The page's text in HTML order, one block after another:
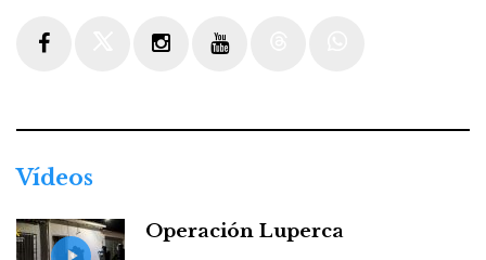
Vídeos
Operación Luperca